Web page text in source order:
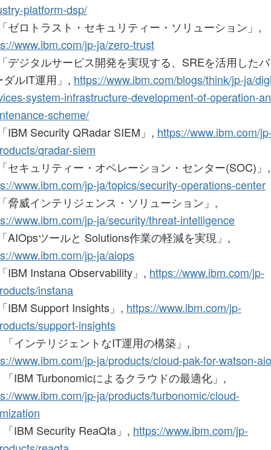
platform-dsp/
ゼロトラスト・セキュリティー・ソリューション」,
www.ibm.com/jp-ja/zero-trust
デジタルサービス開発を実現する、SREを活用した
ダルIT運用」, https://www.ibm.com/blogs/think/jp-ja/
system-infrastructure-development-of-operation-
scheme/
IBM Security QRadar SIEM」, https://www.ibm.com/
qradar-siem
セキュリティー・オペレーション・センター(SOC)」,
www.ibm.com/jp-ja/topics/security-operations-center
脅威インテリジェンス・ソリューション」,
www.ibm.com/jp-ja/security/threat-intelligence
AIOpsツールと Solutions作業の軽減を実現」,
www.ibm.com/jp-ja/aiops
IBM Instana Observability」, https://www.ibm.com/jp-
instana
IBM Support Insights」, https://www.ibm.com/jp-
support-insights
インテリジェントなIT運用の構築」,
www.ibm.com/jp-ja/products/cloud-pak-for-watson-
IBM Turbonomicによるクラウドの最適化」,
www.ibm.com/jp-ja/products/turbonomic/cloud-
IBM Security ReaQta」, https://www.ibm.com/jp-